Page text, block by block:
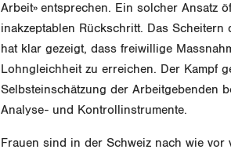
Arbeit» entsprechen. Ein solcher Ansatz
inakzeptablen Rückschritt. Das
hat klar gezeigt, dass freiwillige
Lohngleichheit zu erreichen. Der Kampf
Selbsteinschätzung der Arbeitgebenden
Analyse- und Kontrollinstrumente.
Frauen sind in der Schweiz nach wie